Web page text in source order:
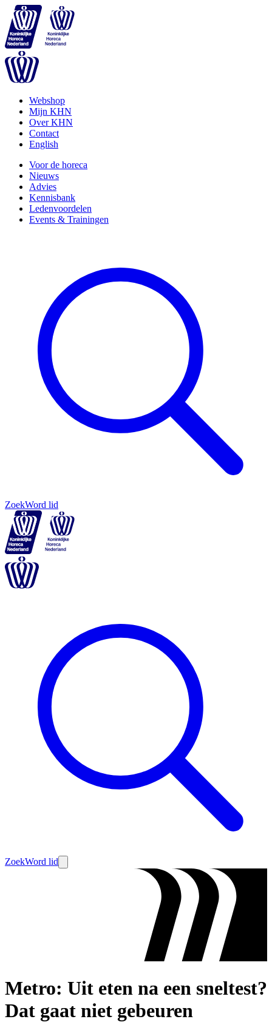
Webshop
Mijn KHN
Over KHN
Contact
English
Voor de horeca
Nieuws
Advies
Kennisbank
Ledenvoordelen
Events & Trainingen
ZoekWord lid
ZoekWord lid
Metro: Uit eten na een sneltest?
Dat gaat niet gebeuren